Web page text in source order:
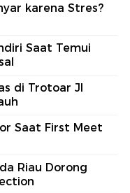
karena Stres?
Saat Temui
di Trotoar Jl
Saat First Meet
Riau Dorong